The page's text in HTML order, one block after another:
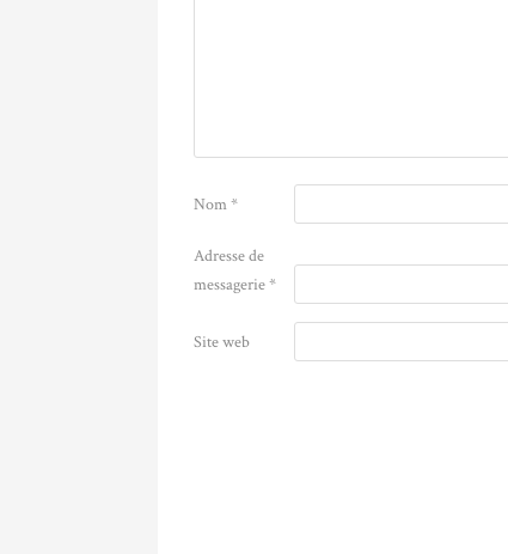
Nom*
Adresse de
messagerie*
Site web